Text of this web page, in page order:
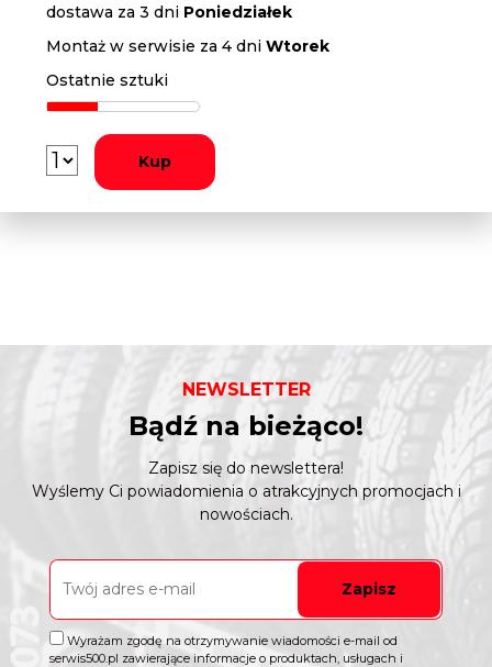
dostawa za 3 dni Poniedziałek
Montaż w serwisie za 4 dniWtorek
Ostatnie sztuki
Kup
NEWSLETTER
Bądź na bieżąco!
Zapisz się do newslettera!
Wyślemy Ci powiadomienia o atrakcyjnych promocjach i
nowościach.
Zapisz
Wyrażam zgodę na otrzymywanie wiadomości e-mail od
serwis500.pl zawierające informacje o produktach, usługach i